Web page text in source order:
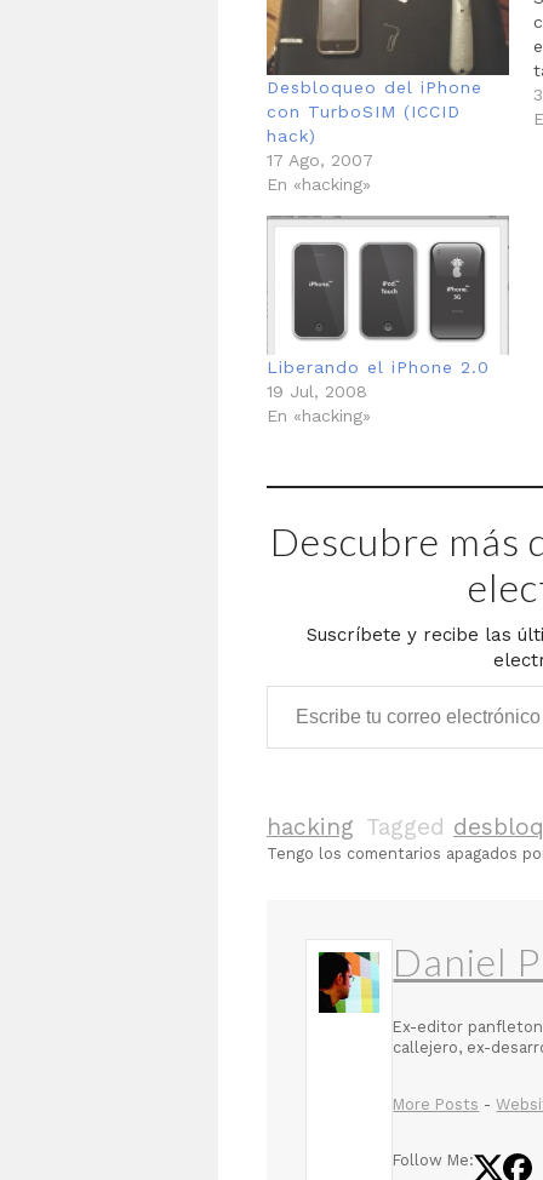
Desbloqueo del iPhone
con TurboSIM (ICCID
hack)
17 Ago, 2007
En «hacking»
Liberando el iPhone 2.0
19 Jul, 2008
En «hacking»
Descubre más
Suscríbete y recibe las
Escribe tu correo electrónico…
hacking Tagged
Tengo los comentarios apagados
Daniel
Ex-editor
callejero, ex-
More Posts -
Follow Me: